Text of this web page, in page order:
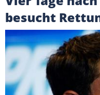
besucht